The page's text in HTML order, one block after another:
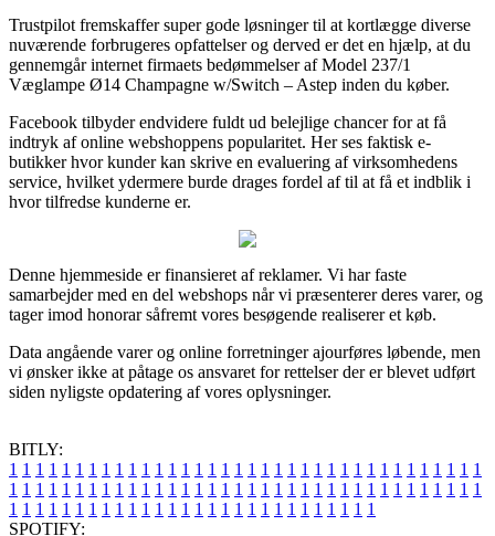
Trustpilot fremskaffer super gode løsninger til at kortlægge diverse
nuværende forbrugeres opfattelser og derved er det en hjælp, at du
gennemgår internet firmaets bedømmelser af Model 237/1
Væglampe Ø14 Champagne w/Switch – Astep inden du køber.
Facebook tilbyder endvidere fuldt ud belejlige chancer for at få
indtryk af online webshoppens popularitet. Her ses faktisk e-
butikker hvor kunder kan skrive en evaluering af virksomhedens
service, hvilket ydermere burde drages fordel af til at få et indblik i
hvor tilfredse kunderne er.
Denne hjemmeside er finansieret af reklamer. Vi har faste
samarbejder med en del webshops når vi præsenterer deres varer, og
tager imod honorar såfremt vores besøgende realiserer et køb.
Data angående varer og online forretninger ajourføres løbende, men
vi ønsker ikke at påtage os ansvaret for rettelser der er blevet udført
siden nyligste opdatering af vores oplysninger.
BITLY:
1 1 1 1 1 1 1 1 1 1 1 1 1 1 1 1 1 1 1 1 1 1 1 1 1 1 1 1 1 1 1 1 1 1 1 1
1 1 1 1 1 1 1 1 1 1 1 1 1 1 1 1 1 1 1 1 1 1 1 1 1 1 1 1 1 1 1 1 1 1 1 1
1 1 1 1 1 1 1 1 1 1 1 1 1 1 1 1 1 1 1 1 1 1 1 1 1 1 1 1
SPOTIFY: